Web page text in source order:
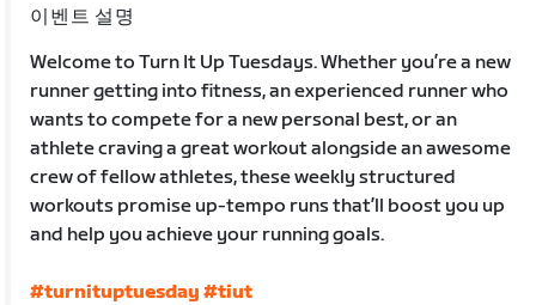
이벤트 설명
Welcome to Turn It Up Tuesdays. Whether you’re a new
runner getting into fitness, an experienced runner who
wants to compete for a new personal best, or an
athlete craving a great workout alongside an awesome
crew of fellow athletes, these weekly structured
workouts promise up-tempo runs that’ll boost you up
and help you achieve your running goals.
#turnituptuesday #tiut